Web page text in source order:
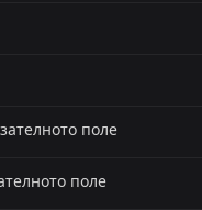
поле
поле